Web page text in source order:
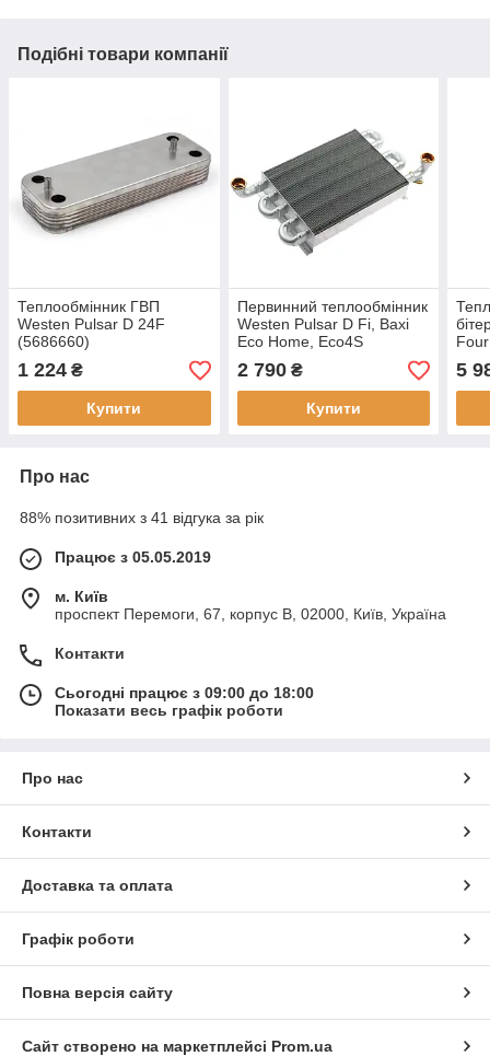
Подібні товари компанії
Теплообмінник ГВП
Westen Pulsar D 24F
(5686660)
1 224 ₴
Купити
Первинний теплообмінник
Westen Pulsar D Fi, Baxi
Eco Home, Eco4S
(5700950) (турбовані
котли)
2 790₴
Купити
D24
5
Про нас
88% позитивних з 41 відгука за рік
Працює з 05.05.2019
м. Київ
проспект Перемоги, 67, корпус В, 02000, Київ, Україна
Контакти
Сьогодні працює з 09:00 до 18:00
Показати весь графік роботи
Про нас
Контакти
Доставка та оплата
Графік роботи
Повна версія сайту
Сайт створено на маркетплейсі Prom.ua